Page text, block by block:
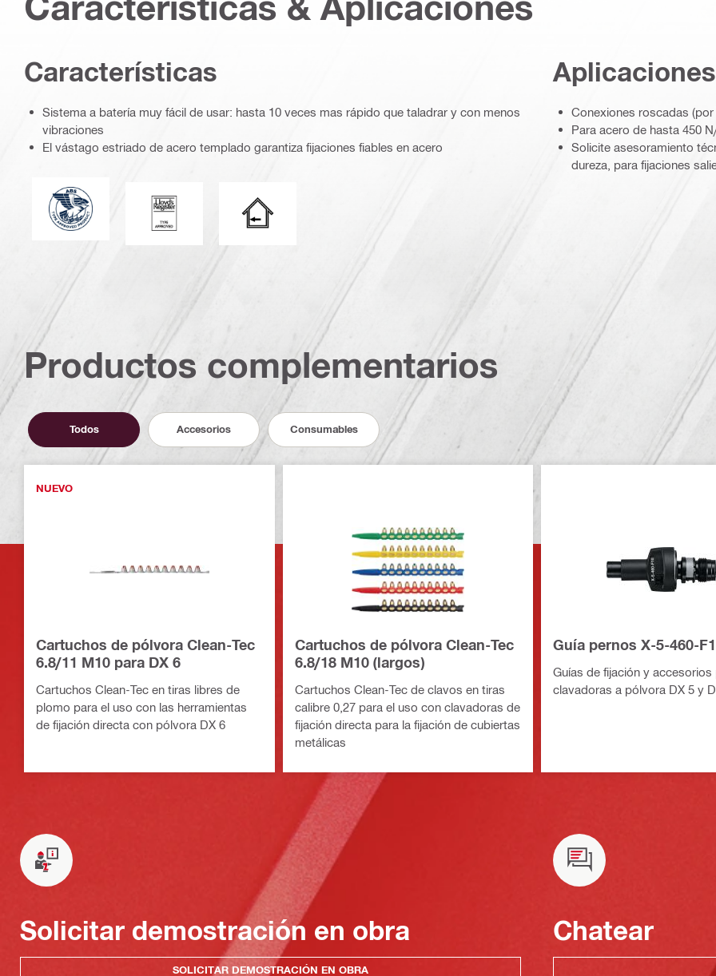
Características
Sistema a batería muy fácil de usar: hasta 10 veces mas rápido que taladrar y con menos
vibraciones
El vástago estriado de acero templado garantiza fijaciones fiables en acero
Type Approved Product-blue (2822916)
Lloyds_Register_PDP (55171)
Aplicaciones
Conexiones roscadas
Para acero de hasta 450
Solicite asesoramiento
dureza, para fijaciones
Productos complementarios
Todos Accesorios Consumables
NUEVO
Cartuchos de pólvora Clean-Tec
6.8/11 M10 para DX 6
Cartuchos Clean-Tec en tiras libres de
plomo para el uso con las herramientas
de fijación directa con pólvora DX 6
Cartuchos de pólvora Clean-Tec
6.8/18 M10 (largos)
Cartuchos Clean-Tec de clavos en tiras
calibre 0,27 para el uso con clavadoras de
fijación directa para la fijación de cubiertas
metálicas
Guía pernos X-5-460-
Guías de fijación y accesorios
clavadoras a pólvora DX 5 y
Solicitar demostración en obra
SOLICITAR DEMOSTRACIÓN EN OBRA
Chatear